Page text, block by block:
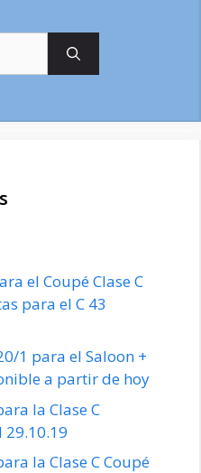
el Coupé Clase C
para el C 43
1 para el Saloon +
a partir de hoy
la Clase C
la Clase C Coupé